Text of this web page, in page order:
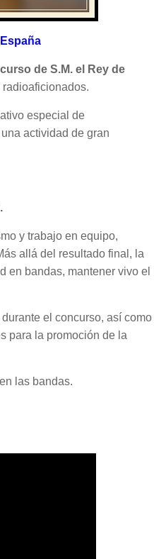
de S.M. el Rey de
especial de
actividad de gran
y trabajo en equipo,
allá del resultado final, la
en bandas, mantener vivo el
el concurso, así como
para la promoción de la
las bandas.